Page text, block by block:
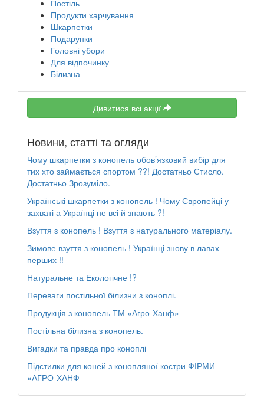
Постіль
Продукти харчування
Шкарпетки
Подарунки
Головні убори
Для відпочинку
Білизна
Дивитися всі акції
Новини, статті та огляди
Чому шкарпетки з конопель обов’язковий вибір для
тих хто займається спортом ??! Достатньо Стисло.
Достатньо Зрозуміло.
Українські шкарпетки з конопель ! Чому Європейці у
захваті а Українці не всі й знають ?!
Взуття з конопель ! Взуття з натурального матеріалу.
Зимове взуття з конопель ! Українці знову в лавах
перших !!
Натуральне та Екологічне !?
Переваги постільної білизни з коноплі.
Продукція з конопель ТМ «Агро-Ханф»
Постільна білизна з конопель.
Вигадки та правда про коноплі
Підстилки для коней з конопляної костри ФІРМИ
«АГРО-ХАНФ